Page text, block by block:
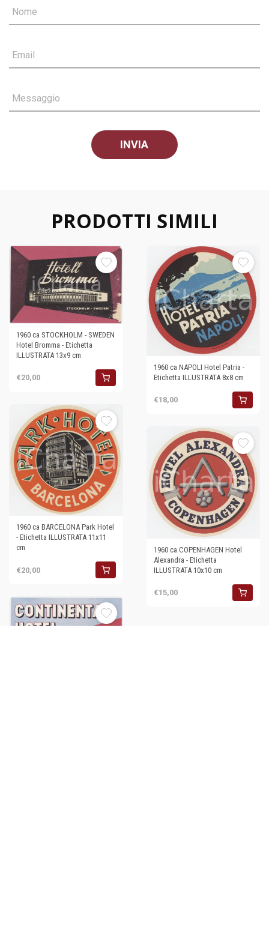
Nome
Email
Messaggio
PRODOTTI SIMILI
1960 ca STOCKHOLM - SWEDEN
Hotel Bromma - Etichetta
ILLUSTRATA 13x9 cm
€20,00
1960 ca NAPOLI Hotel Patria -
Etichetta ILLUSTRATA 8x8 cm
€18,00
1960 ca BARCELONA Park Hotel
- Etichetta ILLUSTRATA 11x11
cm
€20,00
1960 ca COPENHAGEN Hotel
Alexandra - Etichetta
ILLUSTRATA 10x10 cm
€15,00